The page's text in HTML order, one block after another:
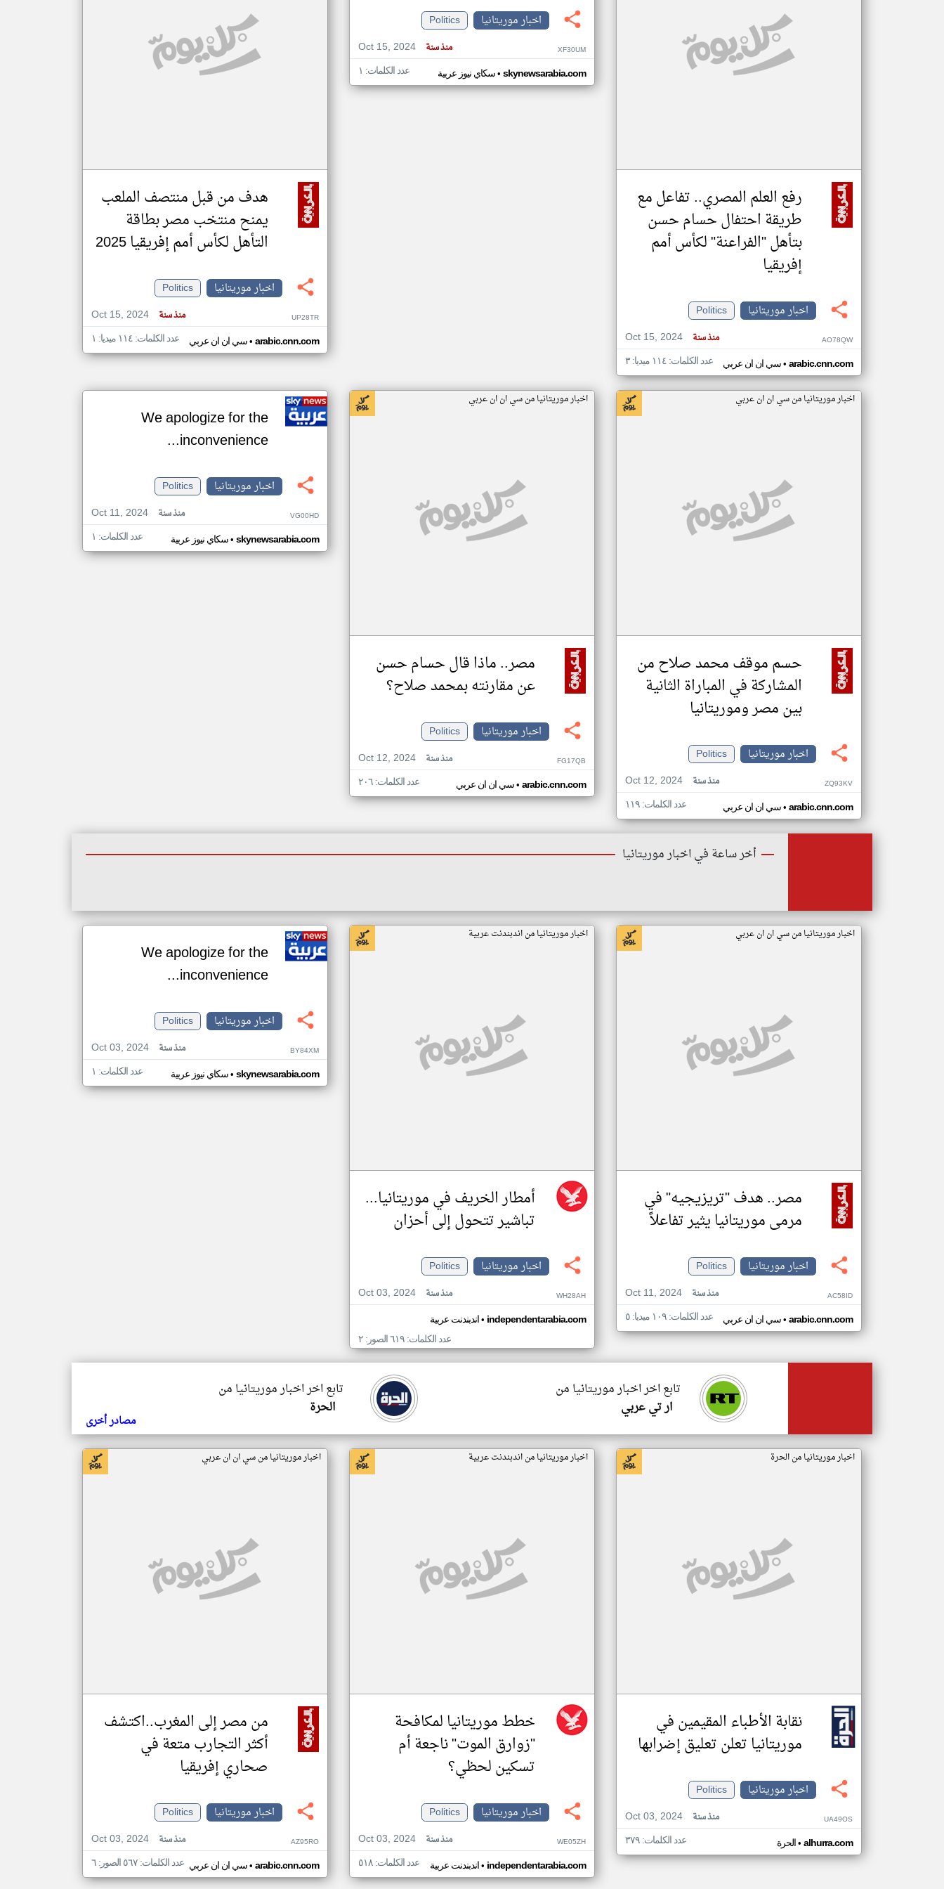
مصادر الأخبار من موريتانيا
رفع العلم المصري.. تفاعل مع
طريقة احتفال حسام حسن
بتأهل "الفراعنة" لكأس أمم
إفريقيا
اخبار موريتانيا
Politics
Oct 15, 2024
منذ سنة AO78QW
سي ان ان عربي• arabic.cnn.com عدد الكلمات: ١١٤ ميديا: ٣
اخبار موريتانيا
Politics
Oct 15, 2024
منذ سنة XF30UM
سكاي نيوز عربية• skynewsarabia.com عدد الكلمات: ١
هدف من قبل منتصف الملعب
يمنح منتخب مصر بطاقة
التأهل لكأس أمم إفريقيا 2025
اخبار موريتانيا
Politics
Oct 15, 2024
منذ سنة UP28TR
سي ان ان عربي• arabic.cnn.com عدد الكلمات: ١١٤ ميديا: ١
اخبار موريتانيا من سي ان ان عربي
حسم موقف محمد صلاح من
المشاركة في المباراة الثانية
بين مصر وموريتانيا
اخبار موريتانيا
Politics
Oct 12, 2024
منذ سنة ZQ93KV
سي ان ان عربي• arabic.cnn.com عدد الكلمات: ١١٩
اخبار موريتانيا من سي ان ان عربي
مصر.. ماذا قال حسام حسن
عن مقارنته بمحمد صلاح؟
اخبار موريتانيا
Politics
Oct 12, 2024
منذ سنة FG17QB
سي ان ان عربي• arabic.cnn.com عدد الكلمات: ٢٠٦
We apologize for the
inconvenience...
اخبار موريتانيا
Politics
Oct 11, 2024
منذ سنة VG00HD
سكاي نيوز عربية• skynewsarabia.com عدد الكلمات: ١
أخر ساعة في اخبار موريتانيا
اخبار موريتانيا من سي ان ان عربي
مصر.. هدف "تريزيجيه" في
مرمى موريتانيا يثير تفاعلاً
اخبار موريتانيا
Politics
Oct 11, 2024
منذ سنة AC58ID
سي ان ان عربي• arabic.cnn.com عدد الكلمات: ١٠٩ ميديا: ٥
اخبار موريتانيا من اندبندنت عربية
أمطار الخريف في موريتانيا...
تباشير تتحول إلى أحزان
اخبار موريتانيا
Politics
Oct 03, 2024
منذ سنة WH28AH
اندبندنت عربية• independentarabia.com
عدد الكلمات: ٦١٩ الصور: ٢
We apologize for the
inconvenience...
اخبار موريتانيا
Politics
Oct 03, 2024
منذ سنة BY84XM
سكاي نيوز عربية• skynewsarabia.com عدد الكلمات: ١
تابع اخر اخبار موريتانيا من
الحرة
تابع اخر اخبار موريتانيا من
ار تي عربي
مصادر أخرى
اخبار موريتانيا من الحرة
نقابة الأطباء المقيمين في
موريتانيا تعلن تعليق إضرابها
اخبار موريتانيا
Politics
Oct 03, 2024
منذ سنة UA49OS
الحرة• alhurra.com عدد الكلمات: ٣٧٩
اخبار موريتانيا من اندبندنت عربية
خطط موريتانيا لمكافحة
"زوارق الموت" ناجعة أم
تسكين لحظي؟
اخبار موريتانيا
Politics
Oct 03, 2024
منذ سنة WE05ZH
اندبندنت عربية• independentarabia.com عدد الكلمات: ٥١٨
اخبار موريتانيا من سي ان ان عربي
من مصر إلى المغرب..اكتشف
أكثر التجارب متعة في
صحاري إفريقيا
اخبار موريتانيا
Politics
Oct 03, 2024
منذ سنة AZ95RO
سي ان ان عربي• arabic.cnn.com عدد الكلمات: ٥٦٧ الصور: ٦